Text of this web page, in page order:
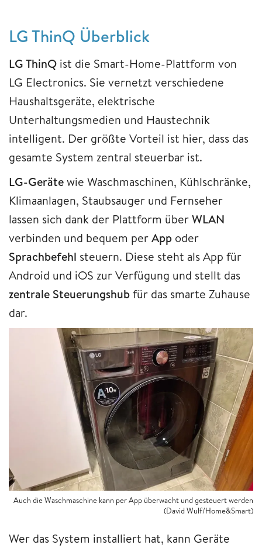
LG ThinQ Überblick
LG ThinQ ist die Smart-Home-Plattform von
LG Electronics. Sie vernetzt verschiedene
Haushaltsgeräte, elektrische
Unterhaltungsmedien und Haustechnik
intelligent. Der größte Vorteil ist hier, dass das
gesamte System zentral steuerbar ist.
LG-Gerätewie Waschmaschinen, Kühlschränke,
Klimaanlagen, Staubsauger und Fernseher
lassen sich dank der Plattform überWLAN
verbinden und bequem perApp oder
Sprachbefehl steuern. Diese steht als App für
Android und iOS zur Verfügung und stellt das
zentrale Steuerungshubfür das smarte Zuhause
dar.
Auch die Waschmaschine kann per App überwacht und gesteuert werden
(David Wulf/Home&Smart)
Wer das System installiert hat, kann Geräte